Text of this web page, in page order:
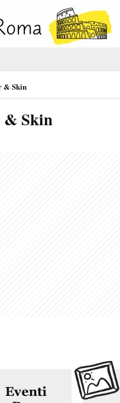
& Skin
& Skin